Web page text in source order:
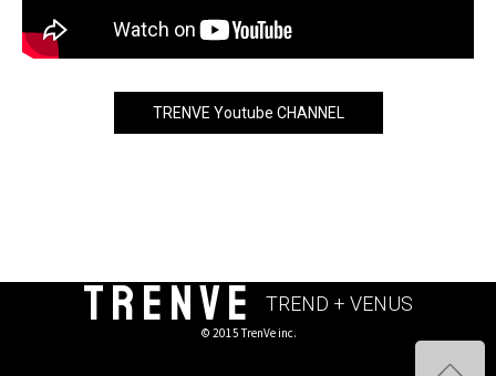
TRENVE Youtube CHANNEL
TRENVE TREND + VENUS
© 2015 TrenVe inc.